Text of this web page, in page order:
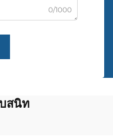
0/1000
สนิท